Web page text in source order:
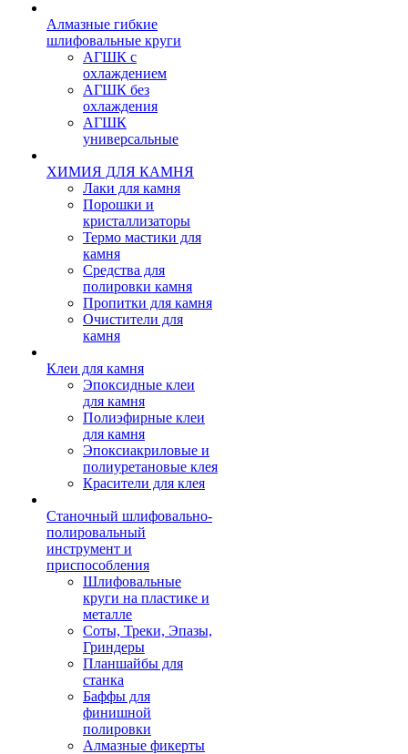
Алмазные гибкие
шлифовальные круги
АГШК с
охлаждением
АГШК без
охлаждения
АГШК
универсальные
ХИМИЯ ДЛЯ КАМНЯ
Лаки для камня
Порошки и
кристаллизаторы
Термо мастики для
камня
Средства для
полировки камня
Пропитки для камня
Очистители для
камня
Клеи для камня
Эпоксидные клеи
для камня
Полиэфирные клеи
для камня
Эпоксиакриловые и
полиуретановые клея
Красители для клея
Станочный шлифовально-
полировальный
инструмент и
приспособления
Шлифовальные
круги на пластике и
металле
Соты, Треки, Эпазы,
Гриндеры
Планшайбы для
станка
Баффы для
финишной
полировки
Алмазные фикерты